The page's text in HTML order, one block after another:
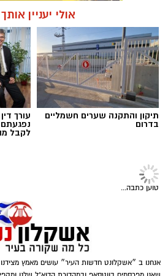
תגים:פשיטה על בית הימורים
דוברות המשטרה
במהלך פעילות יזומה של
אולי יעניין
תיקון והתקנה שערים חשמליים
בדרום
עורך
לקבל
חדשות
פועלים באופן יזום
פעילות יזומה באשקלון:
נתפסו אמצעי תקיפה וציוד
לשימוש פלילי